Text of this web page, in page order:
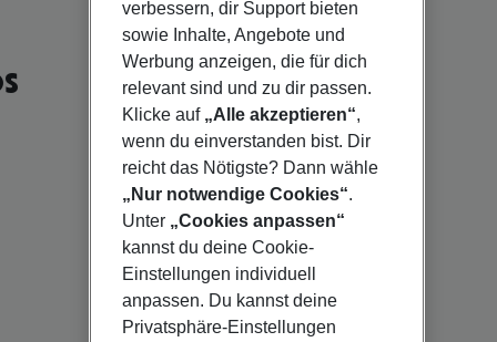
verbessern, dir Support bieten
sowie Inhalte, Angebote und
Werbung anzeigen, die für dich
relevant sind und zu dir passen.
Klicke auf „Alle akzeptieren“,
wenn du einverstanden bist. Dir
reicht das Nötigste? Dann wähle
„Nur notwendige Cookies“.
Unter „Cookies anpassen“
kannst du deine Cookie-
Einstellungen individuell
anpassen. Du kannst deine
Privatsphäre-Einstellungen